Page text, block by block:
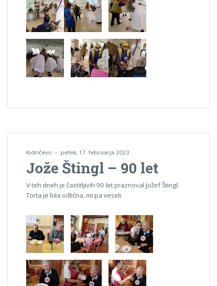
Kidričevo petek, 17. februarja 2023
Jože Štingl – 90 let
V teh dneh je častitljivih 90 let praznoval Jožef Štingl.
Torta je bila odlična, mi pa veseli.